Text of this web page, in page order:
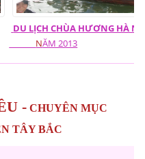
DU LỊCH CHÙA HƯƠNG HÀ
NĂM 2013
- CHUYÊN MỤC
TÂY BẮC